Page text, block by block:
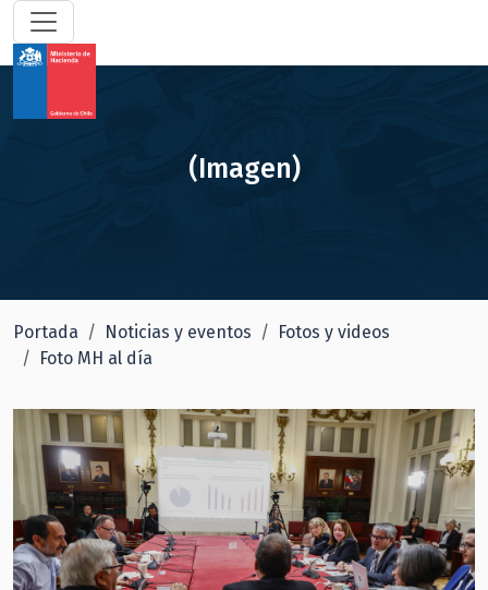
(Imagen)
Portada Noticias y eventos
Fotos y videos
Foto MH al día